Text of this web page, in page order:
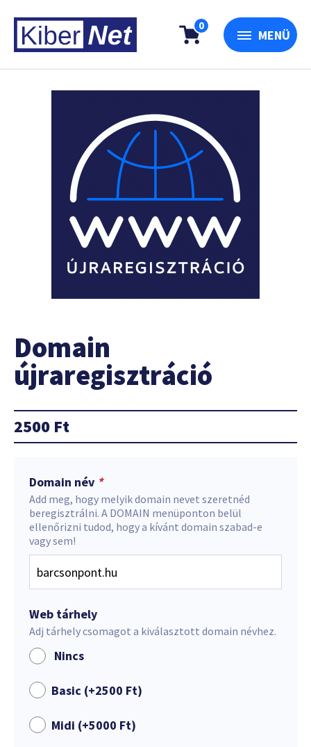
0
MENÜ
Domain
újraregisztráció
2500 Ft
Domain név *
Add meg, hogy melyik domain nevet szeretnéd
beregisztrálni. A DOMAIN menüponton belül
ellenőrizni tudod, hogy a kívánt domain szabad-e
vagy sem!
Web tárhely
Adj tárhely csomagot a kiválasztott domain névhez.
Nincs
Basic (+2500 Ft)
Midi (+5000 Ft)